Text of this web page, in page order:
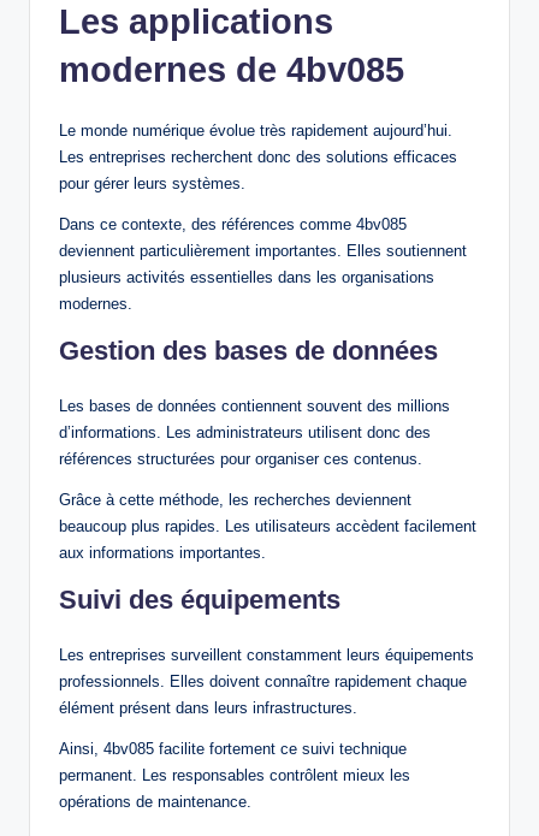
Les applications
modernes de 4bv085
Le monde numérique évolue très rapidement aujourd’hui.
Les entreprises recherchent donc des solutions efficaces
pour gérer leurs systèmes.
Dans ce contexte, des références comme 4bv085
deviennent particulièrement importantes. Elles soutiennent
plusieurs activités essentielles dans les organisations
modernes.
Gestion des bases de données
Les bases de données contiennent souvent des millions
d’informations. Les administrateurs utilisent donc des
références structurées pour organiser ces contenus.
Grâce à cette méthode, les recherches deviennent
beaucoup plus rapides. Les utilisateurs accèdent facilement
aux informations importantes.
Suivi des équipements
Les entreprises surveillent constamment leurs équipements
professionnels. Elles doivent connaître rapidement chaque
élément présent dans leurs infrastructures.
Ainsi, 4bv085 facilite fortement ce suivi technique
permanent. Les responsables contrôlent mieux les
opérations de maintenance.